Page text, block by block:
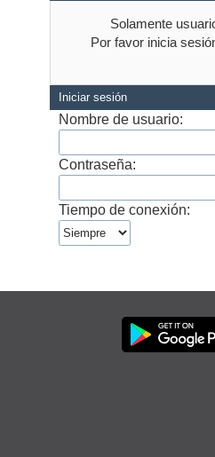
Solamente
Por favor inicia
Iniciar sesión
Nombre de usuario:
Contraseña:
Tiempo de conexión: